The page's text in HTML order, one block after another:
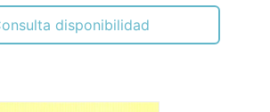
disponibilidad